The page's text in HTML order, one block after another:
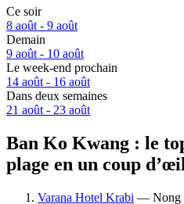
Ce soir
8 août - 9 août
Demain
9 août - 10 août
Le week-end prochain
14 août - 16 août
Dans deux semaines
21 août - 23 août
Ban Ko Kwang : le
plage en un coup d’œil
Varana Hotel Krabi — Nong